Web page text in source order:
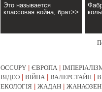
Это называется
классовая война, брат>>
OCCUPY ЄВРОПА
ВІДЕО
ВІЙНА ВАЛЕРСТАЙН
ЕКОЛОГІЯ
ЖАДАН ЖАНАОЗЕН